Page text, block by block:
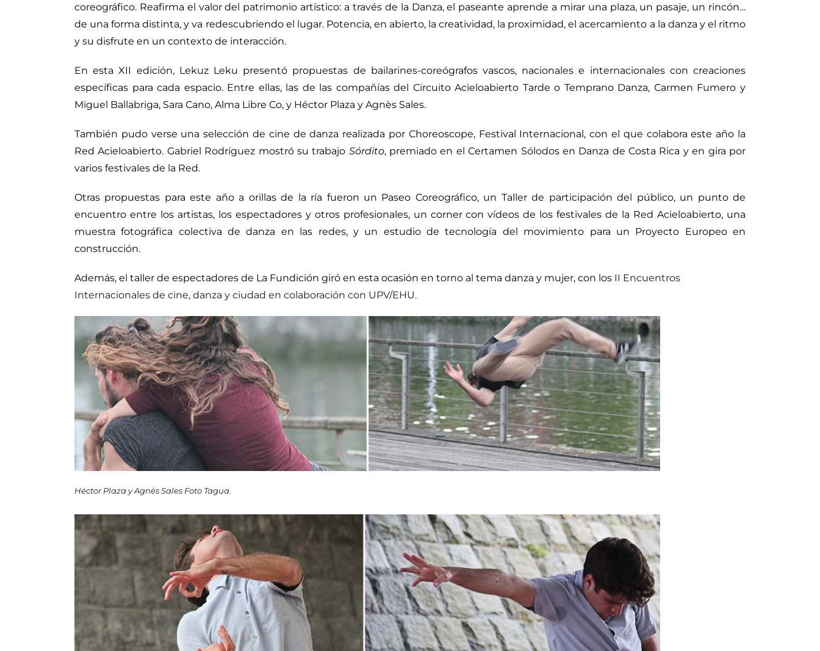
coreográfico. Reafirma el valor del patrimonio artístico: a través de la Danza, el paseante aprende a mirar una plaza, un pasaje, un rincón…
de una forma distinta, y va redescubriendo el lugar. Potencia, en abierto, la creatividad, la proximidad, el acercamiento a la danza y el ritmo
y su disfrute en un contexto de interacción.
En esta XII edición, Lekuz Leku presentó propuestas de bailarines-coreógrafos vascos, nacionales e internacionales con creaciones
específicas para cada espacio. Entre ellas, las de las compañías del Circuito Acieloabierto Tarde o Temprano Danza, Carmen Fumero y
Miguel Ballabriga, Sara Cano, Alma Libre Co, y Héctor Plaza y Agnès Sales.
También pudo verse una selección de cine de danza realizada por Choreoscope, Festival Internacional, con el que colabora este año la
Red Acieloabierto. Gabriel Rodríguez mostró su trabajo Sórdito, premiado en el Certamen Sólodos en Danza de Costa Rica y en gira por
varios festivales de la Red.
Otras propuestas para este año a orillas de la ría fueron un Paseo Coreográfico, un Taller de participación del público, un punto de
encuentro entre los artistas, los espectadores y otros profesionales, un corner con vídeos de los festivales de la Red Acieloabierto, una
muestra fotográfica colectiva de danza en las redes, y un estudio de tecnología del movimiento para un Proyecto Europeo en
construcción.
Además, el taller de espectadores de La Fundición giró en esta ocasión en torno al tema danza y mujer, con los II Encuentros
Internacionales de cine, danza y ciudad en colaboración con UPV/EHU.
Héctor Plaza y Agnès Sales Foto Tagua.